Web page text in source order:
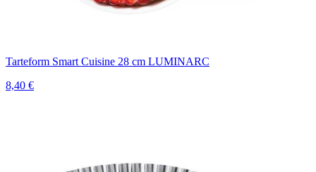
Tarteform Smart Cuisine 28 cm LUMINARC
8,40 €